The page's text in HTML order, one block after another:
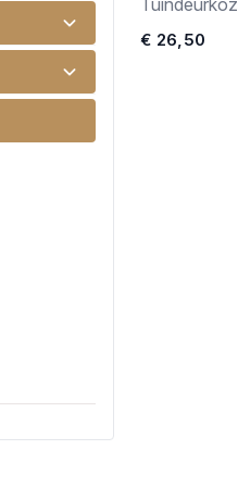
€ 26,50